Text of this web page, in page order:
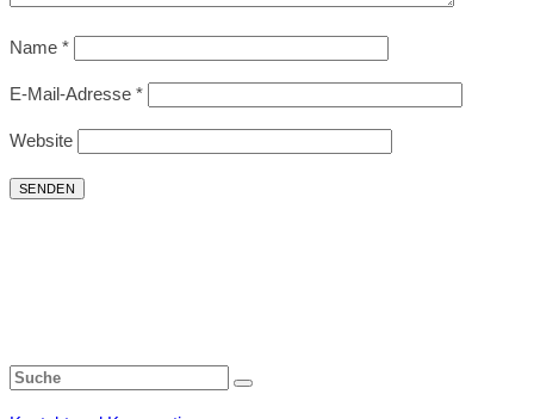
Name *
E-Mail-Adresse *
Website